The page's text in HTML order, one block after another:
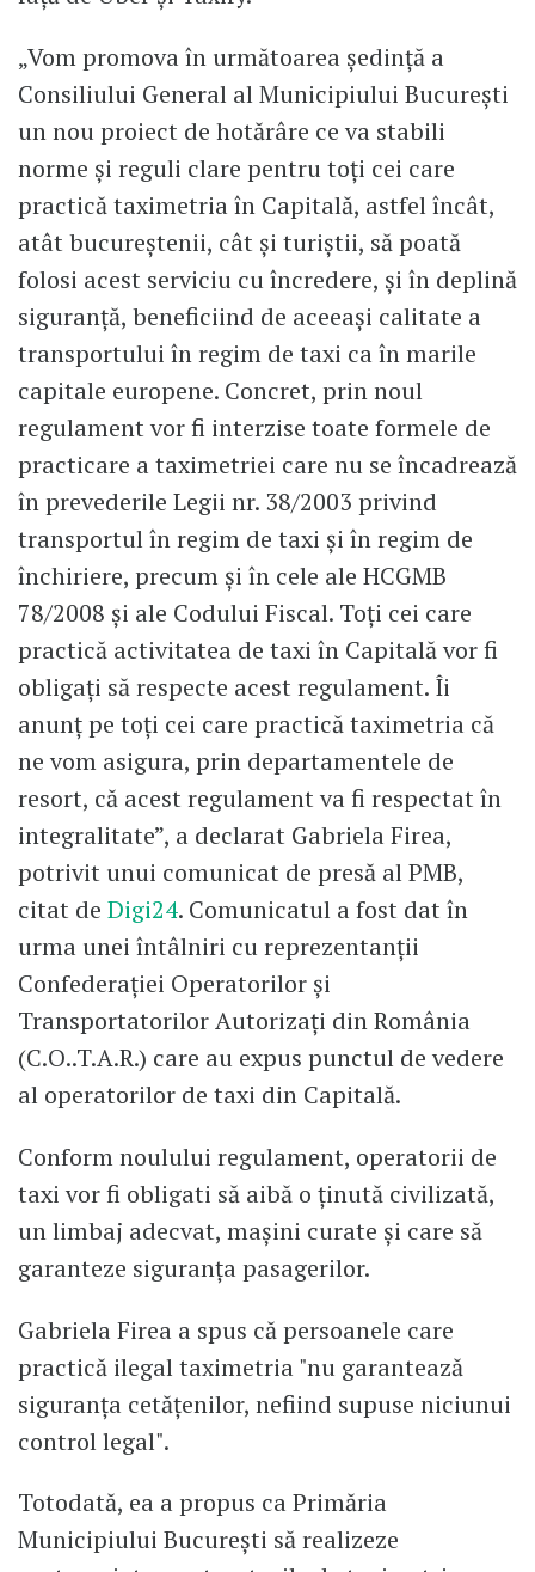
„Vom promova în următoarea ședință a
Consiliului General al Municipiului București
un nou proiect de hotărâre ce va stabili
norme și reguli clare pentru toți cei care
practică taximetria în Capitală, astfel încât,
atât bucureștenii, cât și turiștii, să poată
folosi acest serviciu cu încredere, și în deplină
siguranță, beneficiind de aceeași calitate a
transportului în regim de taxi ca în marile
capitale europene. Concret, prin noul
regulament vor fi interzise toate formele de
practicare a taximetriei care nu se încadrează
în prevederile Legii nr. 38/2003 privind
transportul în regim de taxi și în regim de
închiriere, precum și în cele ale HCGMB
78/2008 și ale Codului Fiscal. Toți cei care
practică activitatea de taxi în Capitală vor fi
obligați să respecte acest regulament. Îi
anunț pe toți cei care practică taximetria că
ne vom asigura, prin departamentele de
resort, că acest regulament va fi respectat în
integralitate”, a declarat Gabriela Firea,
potrivit unui comunicat de presă al PMB,
citat de Digi24. Comunicatul a fost dat în
urma unei întâlniri cu reprezentanții
Confederației Operatorilor și
Transportatorilor Autorizați din România
(C.O..T.A.R.) care au expus punctul de vedere
al operatorilor de taxi din Capitală.
Conform noulului regulament, operatorii de
taxi vor fi obligati să aibă o ţinută civilizată,
un limbaj adecvat, maşini curate şi care să
garanteze siguranţa pasagerilor.
Gabriela Firea a spus că persoanele care
practică ilegal taximetria "nu garantează
siguranţa cetățenilor, nefiind supuse niciunui
control legal".
Totodată, ea a propus ca Primăria
Municipiului Bucureşti să realizeze